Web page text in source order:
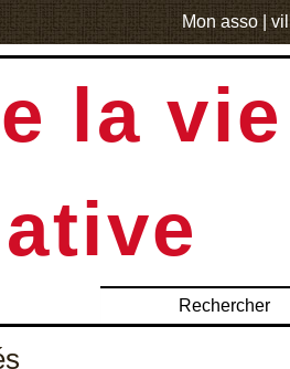
Mon asso|
la vie